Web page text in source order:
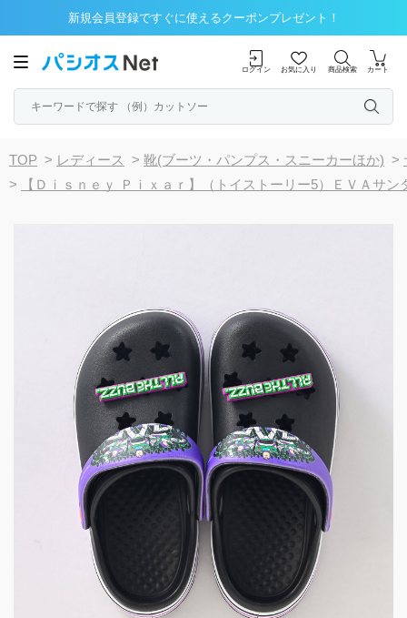
新規会員登録ですぐに使えるクーポンプレゼント！
ログイン お気に入り 商品検索 カート
TOP > レディース > 靴(ブーツ・パンプス・スニーカーほか) >
>
【Ｄｉｓｎｅｙ Ｐｉｘａｒ】（トイストーリー5）ＥＶＡサン